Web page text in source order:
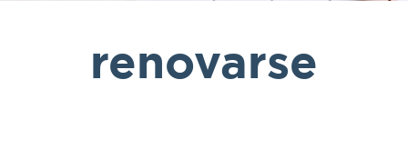
renovarse